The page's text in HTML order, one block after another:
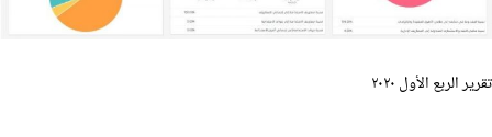
تقرير الربع الأول ٢٠٢٠